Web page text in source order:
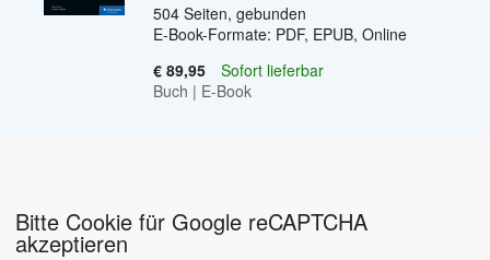
504 Seiten, gebunden
E-Book-Formate: PDF, EPUB, Online
€ 89,95
Sofort lieferbar
Buch | E-Book
Bitte Cookie für Google reCAPTCHA
akzeptieren